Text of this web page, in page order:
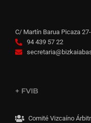
C/ Martín Barua Picaza
94 439 57 22
+ FVIB
Comité Vizcaíno